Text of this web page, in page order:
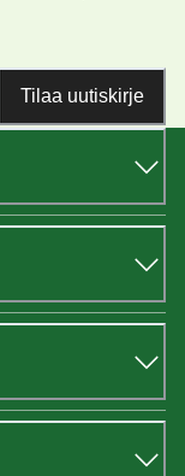
Tilaa uutiskirje